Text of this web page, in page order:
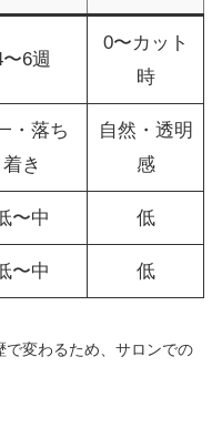
6週
0〜カット
時
・落ち
着き
自然・透明
感
〜中 低
〜中 低
変わるため、サロンでの